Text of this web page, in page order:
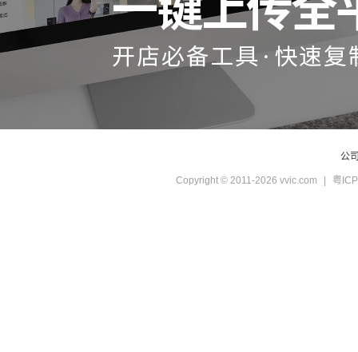
公
Copyright © 2011-2026 vvic.com 粤